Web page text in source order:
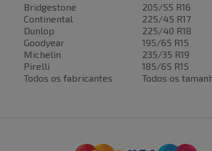
Bridgestone
Continental
Dunlop
Goodyear
Michelin
Pirelli
Todos os fabricantes
205/55 R16
225/45 R17
225/40 R18
195/65 R15
235/35 R19
185/65 R15
Todos os